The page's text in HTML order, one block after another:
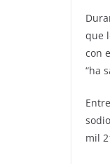
que
con
“ha
mil